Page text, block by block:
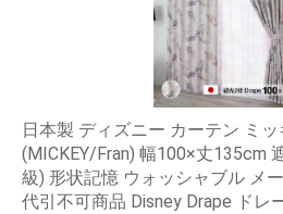
日本製 ディズニー カーテン ミ
(MICKEY/Fran) 幅100×丈135cm
級) 形状記憶 ウォッシャブル メ
代引不可商品 Disney Drape ドレ